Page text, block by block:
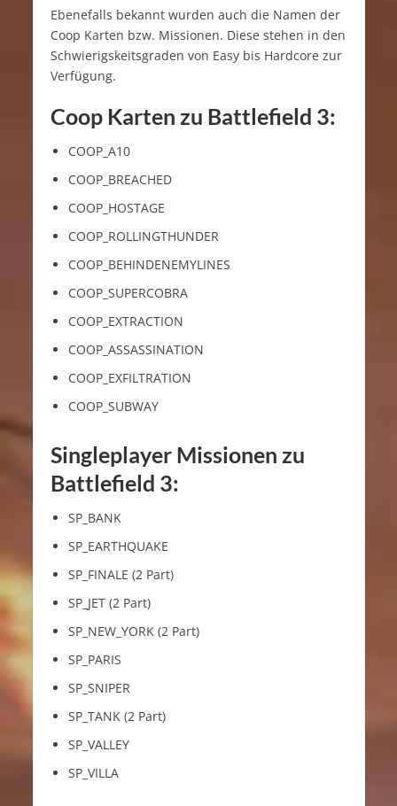
Ebenefalls bekannt wurden auch die Namen der
Coop Karten bzw. Missionen. Diese stehen in den
Schwierigskeitsgraden von Easy bis Hardcore zur
Verfügung.
Coop Karten zu Battlefield 3:
COOP_A10
COOP_BREACHED
COOP_HOSTAGE
COOP_ROLLINGTHUNDER
COOP_BEHINDENEMYLINES
COOP_SUPERCOBRA
COOP_EXTRACTION
COOP_ASSASSINATION
COOP_EXFILTRATION
COOP_SUBWAY
Singleplayer Missionen zu
Battlefield 3:
SP_BANK
SP_EARTHQUAKE
SP_FINALE (2 Part)
SP_JET (2 Part)
SP_NEW_YORK (2 Part)
SP_PARIS
SP_SNIPER
SP_TANK (2 Part)
SP_VALLEY
SP_VILLA